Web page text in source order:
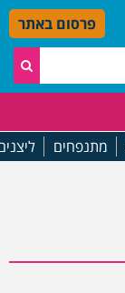
פרסום באתר
מתנפחים